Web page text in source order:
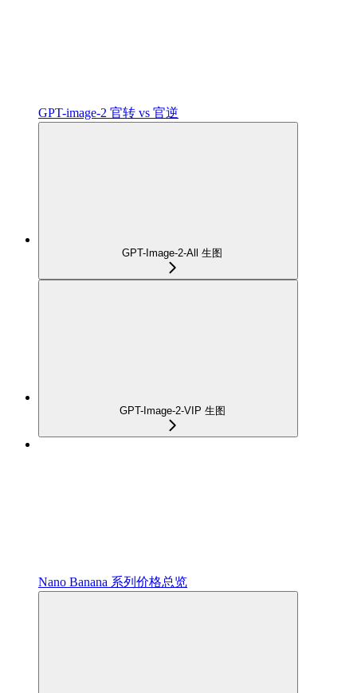
GPT-image-2 官转 vs 官逆
GPT-Image-2-All 生图
GPT-Image-2-VIP 生图
Nano Banana 系列价格总览